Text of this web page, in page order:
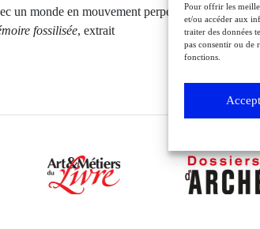
Pour offrir les
et/ou accéder aux
traiter des données
pas consentir ou de
fonctions.
un monde en mouvement perpétuel. (…) »
fossilisée, extrait